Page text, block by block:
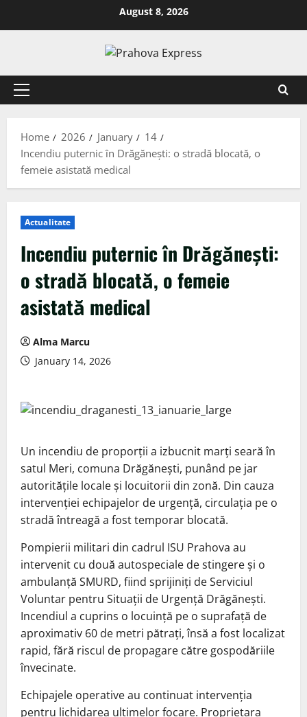
August 8, 2026
Home 2026 January
14
Incendiu puternic în Drăgănești: o stradă blocată, o
femeie asistată medical
Actualitate
Incendiu puternic în Drăgănești:
o stradă blocată, o femeie
asistată medical
Alma Marcu
January 14, 2026
Un incendiu de proporții a izbucnit marți seară în
satul Meri, comuna Drăgănești, punând pe jar
autoritățile locale și locuitorii din zonă. Din cauza
intervenției echipajelor de urgență, circulația pe o
stradă întreagă a fost temporar blocată.
Pompierii militari din cadrul ISU Prahova au
intervenit cu două autospeciale de stingere și o
ambulanță SMURD, fiind sprijiniți de Serviciul
Voluntar pentru Situații de Urgență Drăgănești.
Incendiul a cuprins o locuință pe o suprafață de
aproximativ 60 de metri pătrați, însă a fost localizat
rapid, fără riscul de propagare către gospodăriile
învecinate.
Echipajele operative au continuat intervenția
pentru lichidarea ultimelor focare. Proprietara